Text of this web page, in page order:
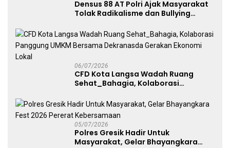
Densus 88 AT Polri Ajak Masyarakat
Tolak Radikalisme dan Bullying
Free Day Makassar
06/07/2026
CFD Kota Langsa Wadah Ruang
Sehat_Bahagia, Kolaborasi
Dekranasda Gerakan Ekonomi Lokal
05/07/2026
Polres Gresik Hadir Untuk
Masyarakat, Gelar Bhayangkara